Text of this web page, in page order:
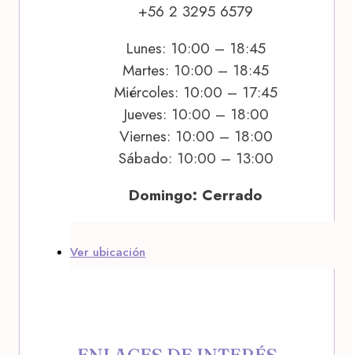
+56 2 3295 6579
Lunes: 10:00 – 18:45
Martes: 10:00 – 18:45
Miércoles: 10:00 – 17:45
Jueves: 10:00 – 18:00
Viernes: 10:00 – 18:00
Sábado: 10:00 – 13:00
Domingo: Cerrado
Ver ubicación